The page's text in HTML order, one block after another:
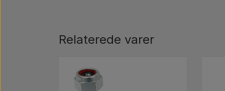
Relaterede varer